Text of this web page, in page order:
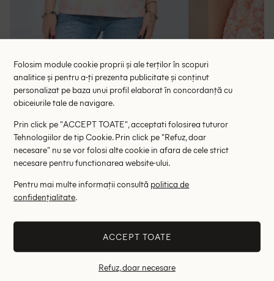
Tricou Pull&Bear, mix culori
43.00 lei
XS
Altii au fost interesati de
Folosim module cookie proprii și ale terților în scopuri
analitice și pentru a-ți prezenta publicitate și conținut
personalizat pe baza unui profil elaborat în concordanță cu
obiceiurile tale de navigare.
Prin click pe "ACCEPT TOATE", acceptati folosirea tuturor
Tehnologiilor de tip Cookie. Prin click pe "Refuz, doar
necesare" nu se vor folosi alte cookie in afara de cele strict
necesare pentru functionarea website-ului.
Pentru mai multe informații consultă politica de
confidențialitate.
ACCEPT TOATE
Refuz, doar necesare